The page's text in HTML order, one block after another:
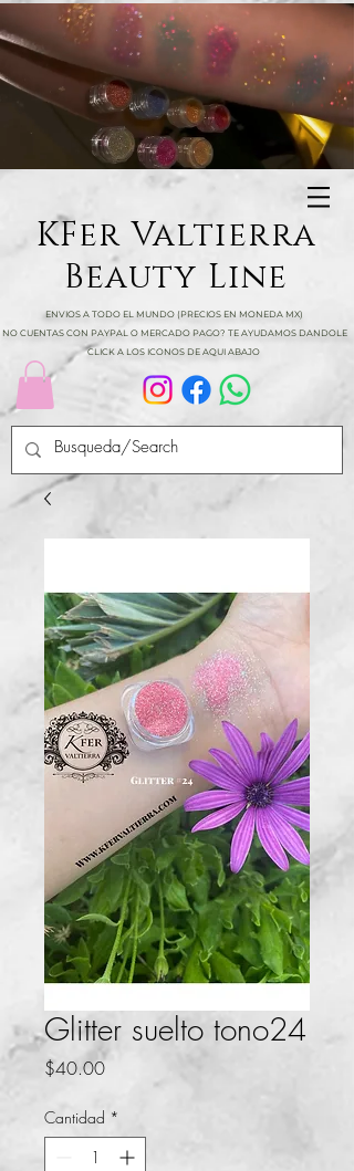
KFer Valtierra
Beauty Line
ENVIOS A TODO EL MUNDO (PRECIOS EN MONEDA MX)
NO CUENTAS CON PAYPAL O MERCADO PAGO? TE AYUDAMOS DANDOLE
CLICK A LOS ICONOS DE AQUI ABAJO
Glitter suelto tono24
$40.00Precio
Cantidad *